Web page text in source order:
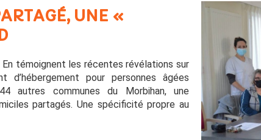
UNE «
témoignent les récentes révélations sur
d’hébergement pour personnes âgées
autres communes du Morbihan, une
partagés. Une spécificité propre au